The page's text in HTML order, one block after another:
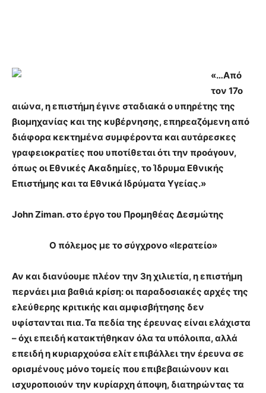
«…Από
τον 17ο
αιώνα, η επιστήμη έγινε σταδιακά ο υπηρέτης της
βιομηχανίας και της κυβέρνησης, επηρεαζόμενη από
διάφορα κεκτημένα συμφέροντα και αυτάρεσκες
γραφειοκρατίες που υποτίθεται ότι την προάγουν,
όπως οι Εθνικές Ακαδημίες, το Ίδρυμα Εθνικής
Επιστήμης και τα Εθνικά Ιδρύματα Υγείας.»
John Ziman. στο έργο του Προμηθέας Δεσμώτης
Ο πόλεμος με το σύγχρονο «Ιερατείο»
Αν και διανύουμε πλέον την 3η χιλιετία, η επιστήμη
περνάει μια βαθιά κρίση: οι παραδοσιακές αρχές της
ελεύθερης κριτικής και αμφισβήτησης δεν
υφίστανται πια. Τα πεδία της έρευνας είναι ελάχιστα
– όχι επειδή κατακτήθηκαν όλα τα υπόλοιπα, αλλά
επειδή η κυριαρχούσα ελίτ επιβάλλει την έρευνα σε
ορισμένους μόνο τομείς που επιβεβαιώνουν και
ισχυροποιούν την κυρίαρχη άποψη, διατηρώντας τα